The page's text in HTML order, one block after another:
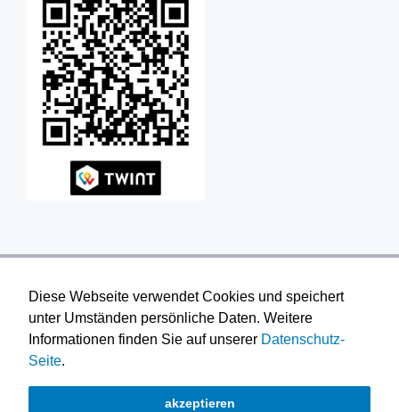
Diese Webseite verwendet Cookies und speichert
unter Umständen persönliche Daten. Weitere
Informationen finden Sie auf unserer Datenschutz-
Seite.
akzeptieren
AGB|Impressum